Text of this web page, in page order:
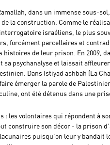
dans un immense sous-
la construction. Comme le
israéliens, le plus
forcément parcellaires et
de leur prison. En 2009,
psychanalyse et laissait
Dans Istiyad ashbah (La
émerger la parole de
ont été détenus dans une
: les volontaires qui répondent à
construire son décor - la prison
puisqu’on leur y bandait